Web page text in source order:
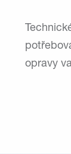
opravy